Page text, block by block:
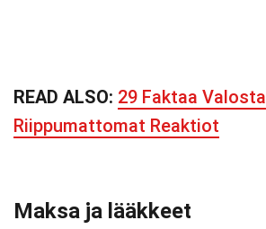
READ ALSO: 29 Faktaa Valosta
Riippumattomat Reaktiot
Maksa ja lääkkeet